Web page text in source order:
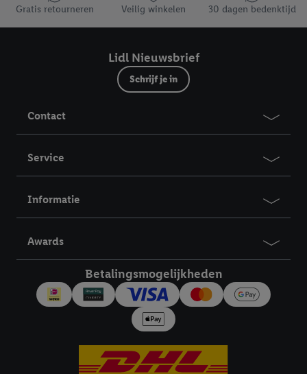
Gratis retourneren Veilig winkelen 30 dagen bedenktijd
Lidl Nieuwsbrief
Schrijf je in
Contact
Service
Informatie
Awards
Betalingsmogelijkheden